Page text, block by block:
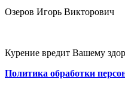
Озеров Игорь Викторович
Курение вредит Вашему
Политика обработки